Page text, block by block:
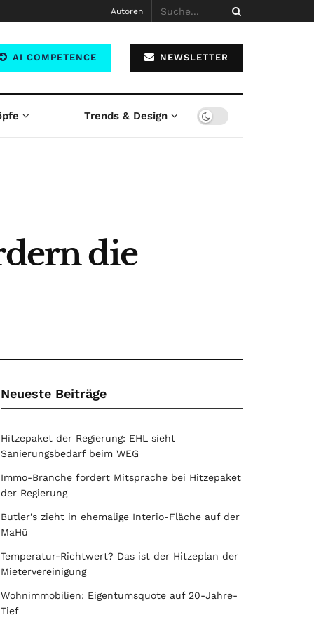
Autoren
AI COMPETENCE NEWSLETTER
Trends & Design
die
Neueste Beiträge
Hitzepaket der Regierung: EHL sieht
Sanierungsbedarf beim WEG
Immo-Branche fordert Mitsprache bei Hitzepaket
der Regierung
Butler’s zieht in ehemalige Interio-Fläche auf der
MaHü
Temperatur-Richtwert? Das ist der Hitzeplan der
Mietervereinigung
Wohnimmobilien: Eigentumsquote auf 20-Jahre-
Tief